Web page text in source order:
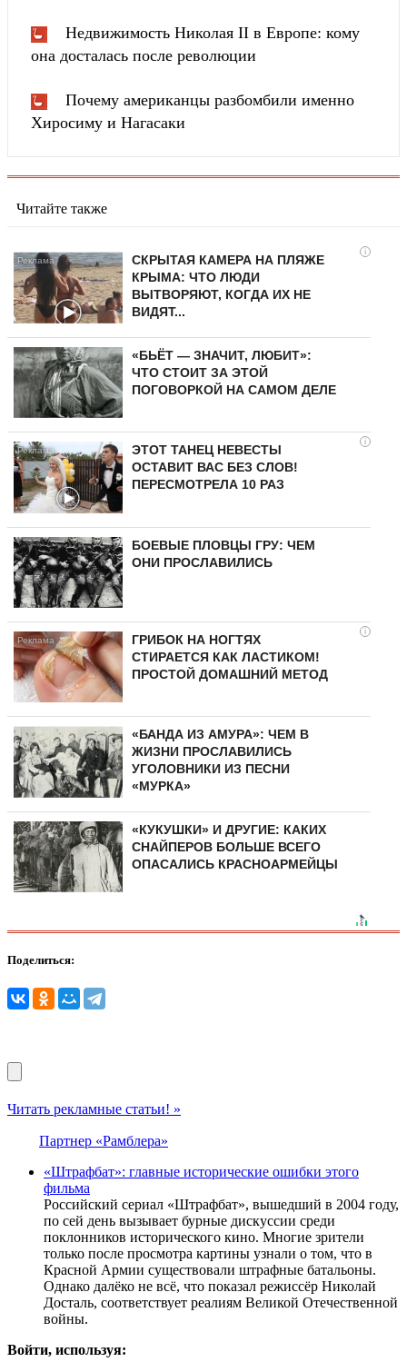
Недвижимость Николая II в Европе: кому
она досталась после революции
Почему американцы разбомбили именно
Хиросиму и Нагасаки
Читайте также
i
СКРЫТАЯ КАМЕРА НА ПЛЯЖЕ
КРЫМА: ЧТО ЛЮДИ
ВЫТВОРЯЮТ, КОГДА ИХ НЕ
ВИДЯТ...
«БЬЁТ — ЗНАЧИТ, ЛЮБИТ»:
ЧТО СТОИТ ЗА ЭТОЙ
ПОГОВОРКОЙ НА САМОМ ДЕЛЕ
i
ЭТОТ ТАНЕЦ НЕВЕСТЫ
ОСТАВИТ ВАС БЕЗ СЛОВ!
ПЕРЕСМОТРЕЛА 10 РАЗ
БОЕВЫЕ ПЛОВЦЫ ГРУ: ЧЕМ
ОНИ ПРОСЛАВИЛИСЬ
i
ГРИБОК НА НОГТЯХ
СТИРАЕТСЯ КАК ЛАСТИКОМ!
ПРОСТОЙ ДОМАШНИЙ МЕТОД
«БАНДА ИЗ АМУРА»: ЧЕМ В
ЖИЗНИ ПРОСЛАВИЛИСЬ
УГОЛОВНИКИ ИЗ ПЕСНИ
«МУРКА»
«КУКУШКИ» И ДРУГИЕ: КАКИХ
СНАЙПЕРОВ БОЛЬШЕ ВСЕГО
ОПАСАЛИСЬ КРАСНОАРМЕЙЦЫ
Поделиться:
Читать рекламные статьи! »
Партнер «Рамблера»
«Штрафбат»: главные исторические ошибки этого
фильма
Российский сериал «Штрафбат», вышедший в 2004 году,
по сей день вызывает бурные дискуссии среди
поклонников исторического кино. Многие зрители
только после просмотра картины узнали о том, что в
Красной Армии существовали штрафные батальоны.
Однако далёко не всё, что показал режиссёр Николай
Досталь, соответствует реалиям Великой Отечественной
войны.
Войти, используя: